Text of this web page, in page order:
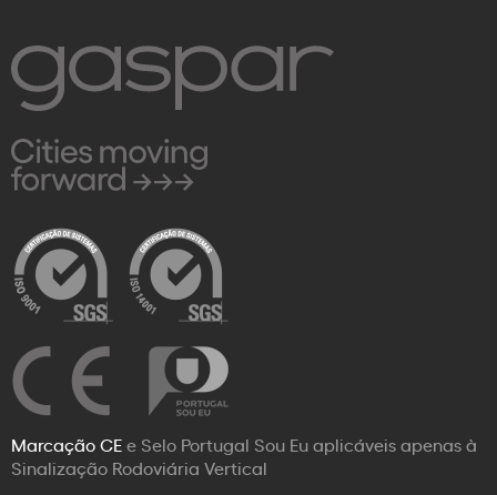
Marcação CEe Selo Portugal Sou Eu aplicáveis apenas à
Sinalização Rodoviária Vertical